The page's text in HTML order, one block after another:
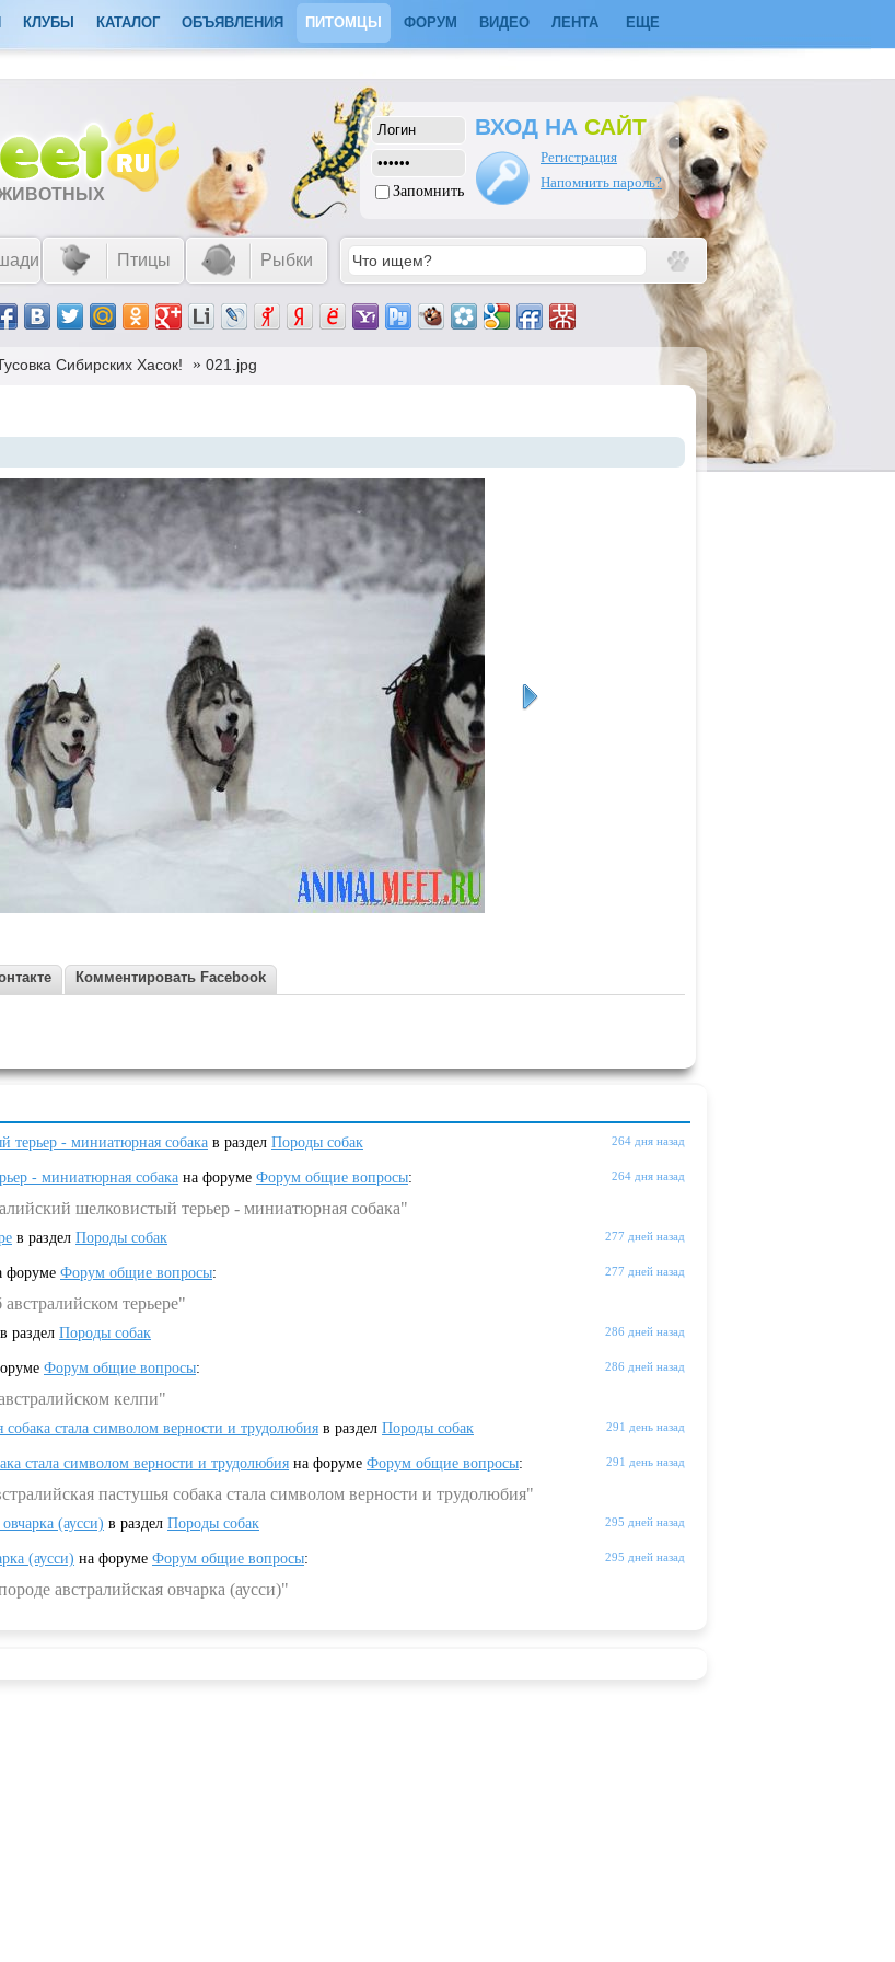
КЛУБЫ КАТАЛОГ ОБЪЯВЛЕНИЯ ПИТОМЦЫ ФОРУМ ВИДЕО ЛЕНТА ЕЩЕ
Запомнить
ВХОД НА САЙТ
Регистрация
Напомнить пароль?
Птицы Рыбки
Сибирских Хасок! » 021.jpg
Комментировать Facebook
264 дня назад
терьер - миниатюрная собака в раздел Породы собак
264 дня назад
- миниатюрная собака на форуме Форум общие вопросы:
шелковистый терьер - миниатюрная собака"
277 дней назад
в раздел Породы собак
277 дней назад
форуме Форум общие вопросы:
терьере"
286 дней назад
в раздел Породы собак
286 дней назад
Форум общие вопросы:
келпи"
291 день назад
собака стала символом верности и трудолюбия в раздел Породы собак
291 день назад
стала символом верности и трудолюбия на форуме Форум общие вопросы:
пастушья собака стала символом верности и трудолюбия"
295 дней назад
(аусси) в раздел Породы собак
295 дней назад
(аусси) на форуме Форум общие вопросы:
австралийская овчарка (аусси)"